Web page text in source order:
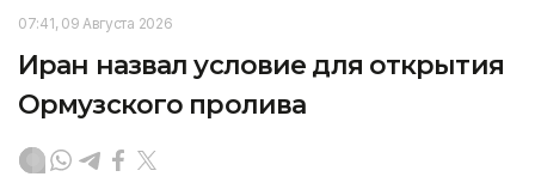
07:41, 09 Августа 2026
Иран назвал условие для открытия
Ормузского пролива